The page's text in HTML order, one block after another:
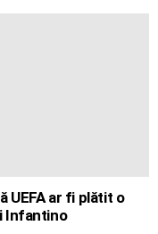
UEFA ar fi plătit o
Infantino